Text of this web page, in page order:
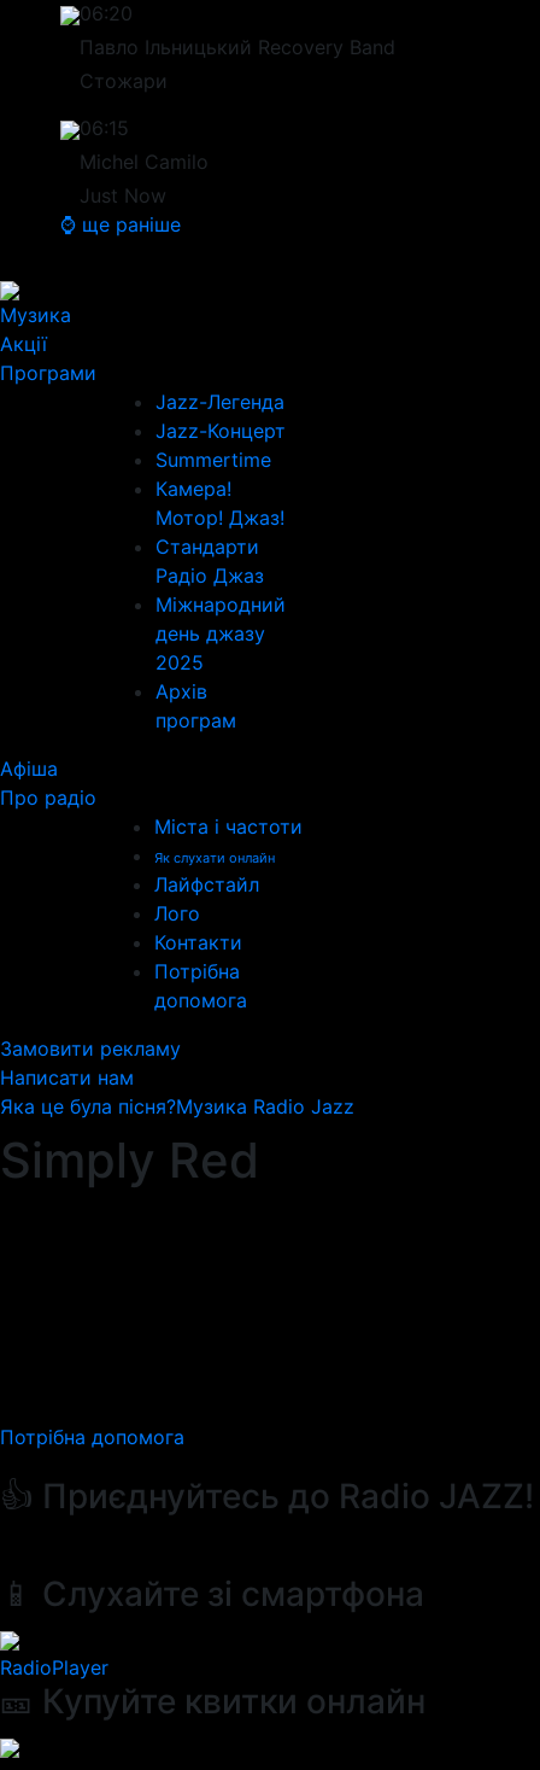
06:20
Павло Ільницький Recovery Band
Стожари
06:15
Michel Camilo
Just Now
⌚ ще раніше
Музика
Акції
Програми
Jazz-Легенда
Jazz-Концерт
Summertime
Камера!
Мотор! Джаз!
Стандарти
Радіо Джаз
Міжнародний
день джазу
2025
Архів
програм
Афіша
Про радіо
Міста і частоти
Як слухати онлайн
Лайфстайл
Лого
Контакти
Потрібна
допомога
Замовити рекламу
Написати нам
Яка це була пісня?Музика Radio Jazz
Simply Red
Потрібна допомога
👍 Приєднуйтесь до Radio JAZZ!
📱 Слухайте зі смартфона
RadioPlayer
🎫 Купуйте квитки онлайн